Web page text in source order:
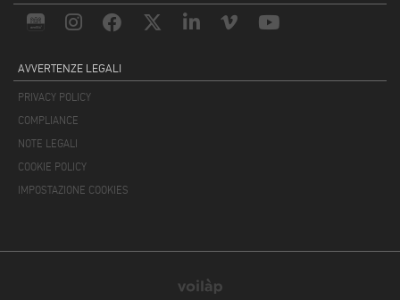
AVVERTENZE LEGALI
PRIVACY POLICY
COMPLIANCE
NOTE LEGALI
COOKIE POLICY
IMPOSTAZIONE COOKIES